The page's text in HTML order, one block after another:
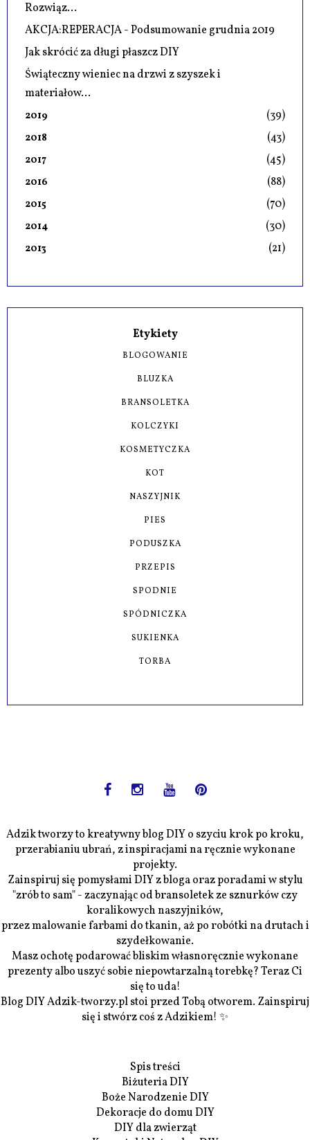
Rozwiąz...
AKCJA:REPERACJA - Podsumowanie grudnia 2019
Jak skrócić za długi płaszcz DIY
Świąteczny wieniec na drzwi z szyszek i
materiałow...
2019 (39)
2018 (43)
2017 (45)
2016 (88)
2015 (70)
2014 (30)
2013 (21)
Etykiety
BLOGOWANIE
BLUZKA
BRANSOLETKA
KOLCZYKI
KOSMETYCZKA
KOT
NASZYJNIK
PIES
PODUSZKA
PRZEPIS
SPODNIE
SPÓDNICZKA
SUKIENKA
TORBA
Adzik tworzy to kreatywny blog DIY o szyciu krok po kroku,
przerabianiu ubrań, z inspiracjami na ręcznie wykonane
projekty.
Zainspiruj się pomysłami DIY z bloga oraz poradami w stylu
"zrób to sam" - zaczynając od bransoletek ze sznurków czy
koralikowych naszyjników,
przez malowanie farbami do tkanin, aż po robótki na drutach i
szydełkowanie.
Masz ochotę podarować bliskim własnoręcznie wykonane
prezenty albo uszyć sobie niepowtarzalną torebkę? Teraz Ci
się to uda!
Blog DIY Adzik-tworzy.pl stoi przed Tobą otworem. Zainspiruj
się i stwórz coś z Adzikiem! ✨
Spis treści
Biżuteria DIY
Boże Narodzenie DIY
Dekoracje do domu DIY
DIY dla zwierząt